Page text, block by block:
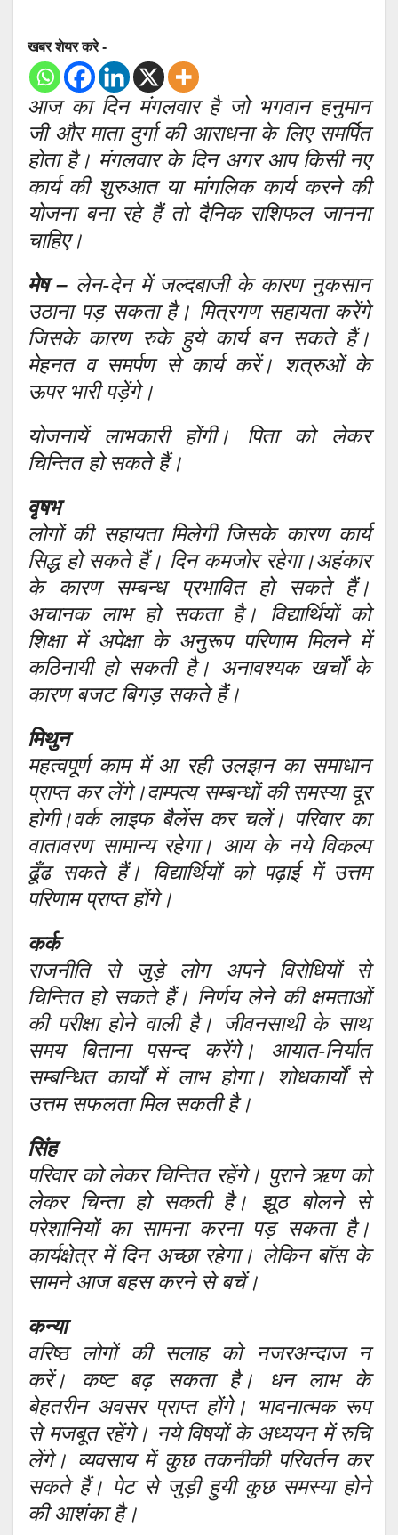
खबर शेयर करे -
आज का दिन मंगलवार है जो भगवान हनुमान
जी और माता दुर्गा की आराधना के लिए समर्पित
होता है। मंगलवार के दिन अगर आप किसी नए
कार्य की शुरुआत या मांगलिक कार्य करने की
योजना बना रहे हैं तो दैनिक राशिफल जानना
चाहिए।
मेष – लेन-देन में जल्दबाजी के कारण नुकसान
उठाना पड़ सकता है। मित्रगण सहायता करेंगे
जिसके कारण रुके हुये कार्य बन सकते हैं।
मेहनत व समर्पण से कार्य करें। शत्रुओं के
ऊपर भारी पड़ेंगे।
योजनायें लाभकारी होंगी। पिता को लेकर
चिन्तित हो सकते हैं।
वृषभ
लोगों की सहायता मिलेगी जिसके कारण कार्य
सिद्ध हो सकते हैं। दिन कमजोर रहेगा।अहंकार
के कारण सम्बन्ध प्रभावित हो सकते हैं।
अचानक लाभ हो सकता है। विद्यार्थियों को
शिक्षा में अपेक्षा के अनुरूप परिणाम मिलने में
कठिनायी हो सकती है। अनावश्यक खर्चों के
कारण बजट बिगड़ सकते हैं।
मिथुन
महत्वपूर्ण काम में आ रही उलझन का समाधान
प्राप्त कर लेंगे।दाम्पत्य सम्बन्धों की समस्या दूर
होगी।वर्क लाइफ बैलेंस कर चलें। परिवार का
वातावरण सामान्य रहेगा। आय के नये विकल्प
ढूँढ सकते हैं। विद्यार्थियों को पढ़ाई में उत्तम
परिणाम प्राप्त होंगे।
कर्क
राजनीति से जुड़े लोग अपने विरोधियों से
चिन्तित हो सकते हैं। निर्णय लेने की क्षमताओं
की परीक्षा होने वाली है। जीवनसाथी के साथ
समय बिताना पसन्द करेंगे। आयात-निर्यात
सम्बन्धित कार्यों में लाभ होगा। शोधकार्यों से
उत्तम सफलता मिल सकती है।
सिंह
परिवार को लेकर चिन्तित रहेंगे। पुराने ऋण को
लेकर चिन्ता हो सकती है। झूठ बोलने से
परेशानियों का सामना करना पड़ सकता है।
कार्यक्षेत्र में दिन अच्छा रहेगा। लेकिन बॉस के
सामने आज बहस करने से बचें।
कन्या
वरिष्ठ लोगों की सलाह को नजरअन्दाज न
करें। कष्ट बढ़ सकता है। धन लाभ के
बेहतरीन अवसर प्राप्त होंगे। भावनात्मक रूप
से मजबूत रहेंगे। नये विषयों के अध्ययन में रुचि
लेंगे। व्यवसाय में कुछ तकनीकी परिवर्तन कर
सकते हैं। पेट से जुड़ी हुयी कुछ समस्या होने
की आशंका है।